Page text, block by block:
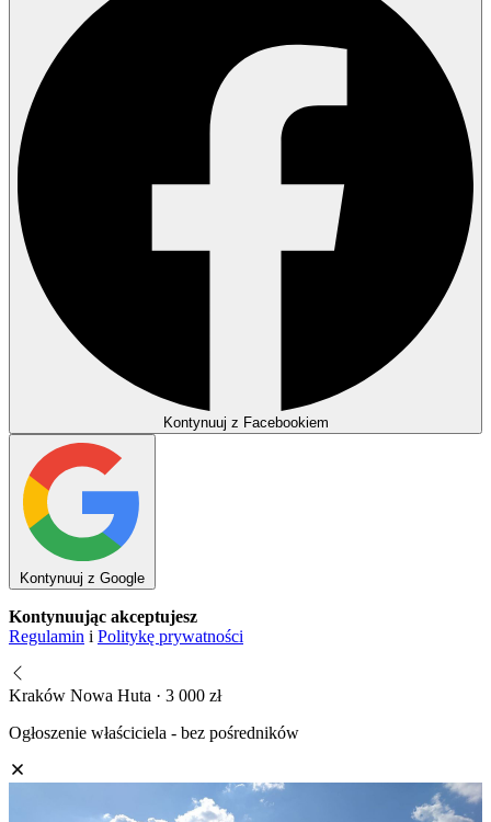
Kontynuuj z Facebookiem
Kontynuuj z Google
Kontynuując akceptujesz
Regulamin i Politykę prywatności
Kraków Nowa Huta · 3 000 zł
Ogłoszenie właściciela - bez pośredników